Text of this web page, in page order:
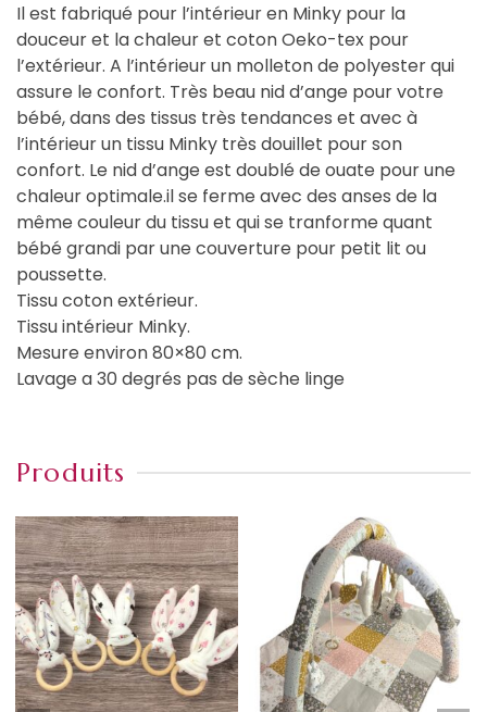
Il est fabriqué pour l’intérieur en Minky pour la
douceur et la chaleur et coton Oeko-tex pour
l’extérieur. A l’intérieur un molleton de polyester qui
assure le confort. Très beau nid d’ange pour votre
bébé, dans des tissus très tendances et avec à
l’intérieur un tissu Minky très douillet pour son
confort. Le nid d’ange est doublé de ouate pour une
chaleur optimale.il se ferme avec des anses de la
même couleur du tissu et qui se tranforme quant
bébé grandi par une couverture pour petit lit ou
poussette.
Tissu coton extérieur.
Tissu intérieur Minky.
Mesure environ 80×80 cm.
Lavage a 30 degrés pas de sèche linge
Produits